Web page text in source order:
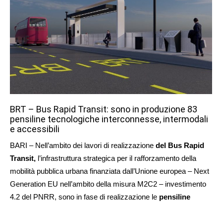
BRT – Bus Rapid Transit: sono in produzione 83
pensiline tecnologiche interconnesse, intermodali
e accessibili
BARI – Nell’ambito dei lavori di realizzazione del Bus Rapid
Transit, l’infrastruttura strategica per il rafforzamento della
mobilità pubblica urbana finanziata dall’Unione europea – Next
Generation EU nell’ambito della misura M2C2 – investimento
4.2 del PNRR, sono in fase di realizzazione le pensiline